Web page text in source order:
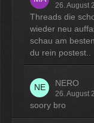
26. August
Threads die
wieder neu
schau am
du rein postest..
NERO
26. August
soory bro